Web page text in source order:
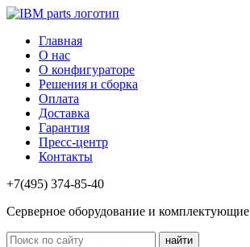
Главная
О нас
О конфигураторе
Решения и сборка
Оплата
Доставка
Гарантия
Пресс-центр
Контакты
+7(495) 374-85-40
Серверное оборудование и